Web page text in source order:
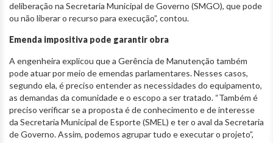
deliberação na Secretaria Municipal de Governo (SMGO), que pode
ou não liberar o recurso para execução”, contou.
Emenda impositiva pode garantir obra
A engenheira explicou que a Gerência de Manutenção também
pode atuar por meio de emendas parlamentares. Nesses casos,
segundo ela, é preciso entender as necessidades do equipamento,
as demandas da comunidade e o escopo a ser tratado. “Também é
preciso verificar se a proposta é de conhecimento e de interesse
da Secretaria Municipal de Esporte (SMEL) e ter o aval da Secretaria
de Governo. Assim, podemos agrupar tudo e executar o projeto”,